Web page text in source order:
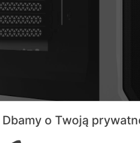
Dbamy o Twoją